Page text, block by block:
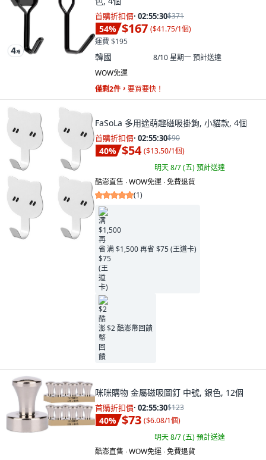
首購折扣價· 02:55:29$371
54% $167 ($41.75/1個)
運費 $195
韓國 8/10 星期一預計送達
WOW免運
僅剩2件， 要買要快！
FaSoLa 多用途萌趣磁吸掛鉤, 小貓款, 4個
首購折扣價· 02:55:29$90
40% $54 ($13.50/1個)
明天 8/7 (五)預計送達
酷澎直售 ∙ WOW免運 ∙ 免費退貨
(1)
满 $1,500 再省 $75 (王道卡)
$2 酷澎幣回饋
咪咪購物 金屬磁吸圖釘 中號, 銀色, 12個
首購折扣價· 02:55:29$123
40% $73 ($6.08/1個)
明天 8/7 (五)預計送達
酷澎直售 ∙ WOW免運 ∙ 免費退貨